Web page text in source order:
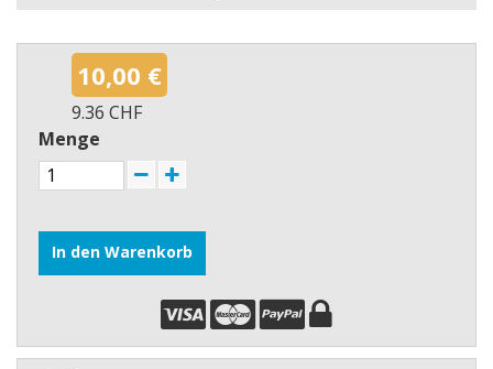
10,00 €
9.36 CHF
Menge
In den Warenkorb